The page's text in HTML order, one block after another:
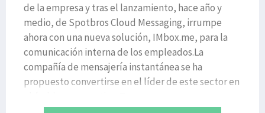
de la empresa y tras el lanzamiento, hace año y
medio, de Spotbros Cloud Messaging, irrumpe
ahora con una nueva solución, IMbox.me, para la
comunicación interna de los empleados.La
compañía de mensajería instantánea se ha
propuesto convertirse en el líder de este sector en